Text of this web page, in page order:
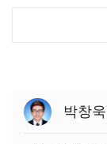
박창욱